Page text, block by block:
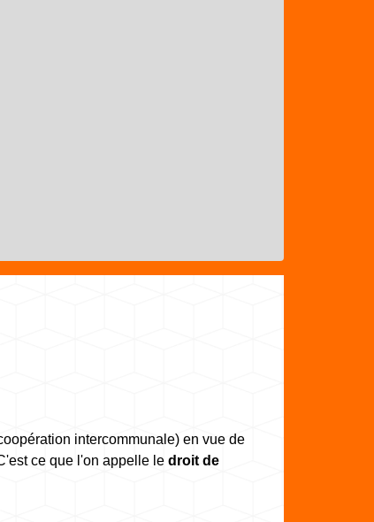
intercommunale) en vue de
ce que l'on appelle le droit de